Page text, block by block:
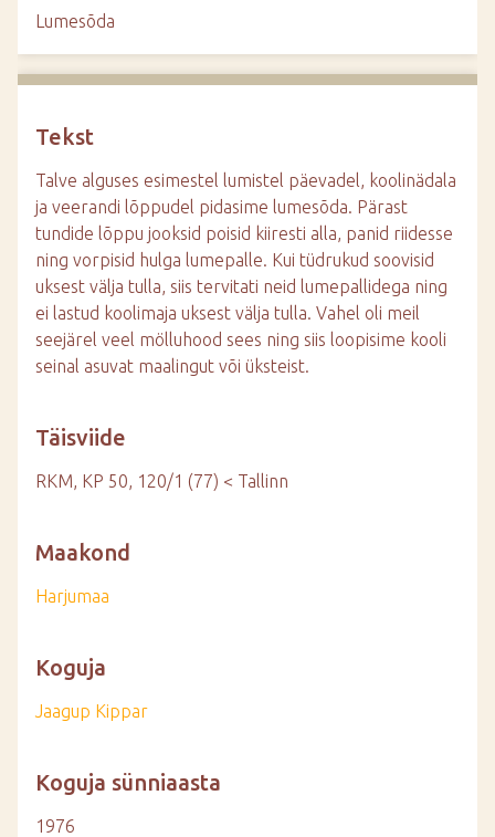
Lumesõda
Tekst
Talve alguses esimestel lumistel päevadel, koolinädala
ja veerandi lõppudel pidasime lumesõda. Pärast
tundide lõppu jooksid poisid kiiresti alla, panid riidesse
ning vorpisid hulga lumepalle. Kui tüdrukud soovisid
uksest välja tulla, siis tervitati neid lumepallidega ning
ei lastud koolimaja uksest välja tulla. Vahel oli meil
seejärel veel mölluhood sees ning siis loopisime kooli
seinal asuvat maalingut või üksteist.
Täisviide
RKM, KP 50, 120/1 (77) < Tallinn
Maakond
Harjumaa
Koguja
Jaagup Kippar
Koguja sünniaasta
1976